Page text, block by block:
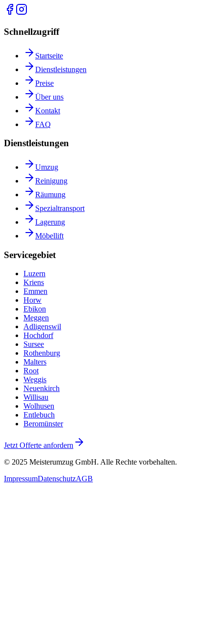
Schnellzugriff
Startseite
Dienstleistungen
Preise
Über uns
Kontakt
FAQ
Dienstleistungen
Umzug
Reinigung
Räumung
Spezialtransport
Lagerung
Möbellift
Servicegebiet
Luzern
Kriens
Emmen
Horw
Ebikon
Meggen
Adligenswil
Hochdorf
Sursee
Rothenburg
Malters
Root
Weggis
Neuenkirch
Willisau
Wolhusen
Entlebuch
Beromünster
Jetzt Offerte anfordern
© 2025 Meisterumzug GmbH. Alle Rechte vorbehalten.
ImpressumDatenschutzAGB